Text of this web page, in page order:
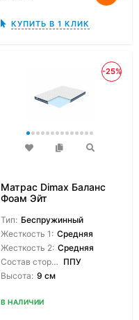
КУПИТЬ В 1 КЛИК
-25%
Матрас Dimax Баланс
Фоам Эйт
Тип: Беспружинный
Жесткость 1: Средняя
Жесткость 2: Средняя
Состав сторон: ППУ
Высота: 9 см
В НАЛИЧИИ